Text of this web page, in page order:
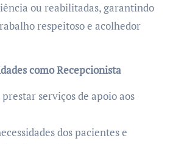
ou reabilitadas, garantindo
respeitoso e acolhedor
como Recepcionista
serviços de apoio aos
dos pacientes e